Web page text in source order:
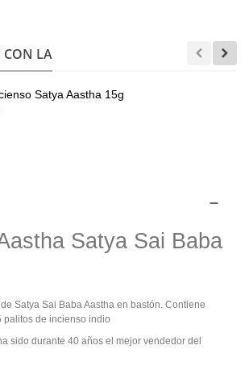
CON LA
Satya Aastha 15g
Satya Sai Baba
Satya Sai Baba Aastha en bastón. Contiene
palitos de incienso indio
sido durante 40 años el mejor vendedor del